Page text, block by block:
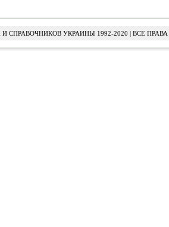
СПРАВОЧНИКОВ УКРАИНЫ 1992-2020 | ВСЕ